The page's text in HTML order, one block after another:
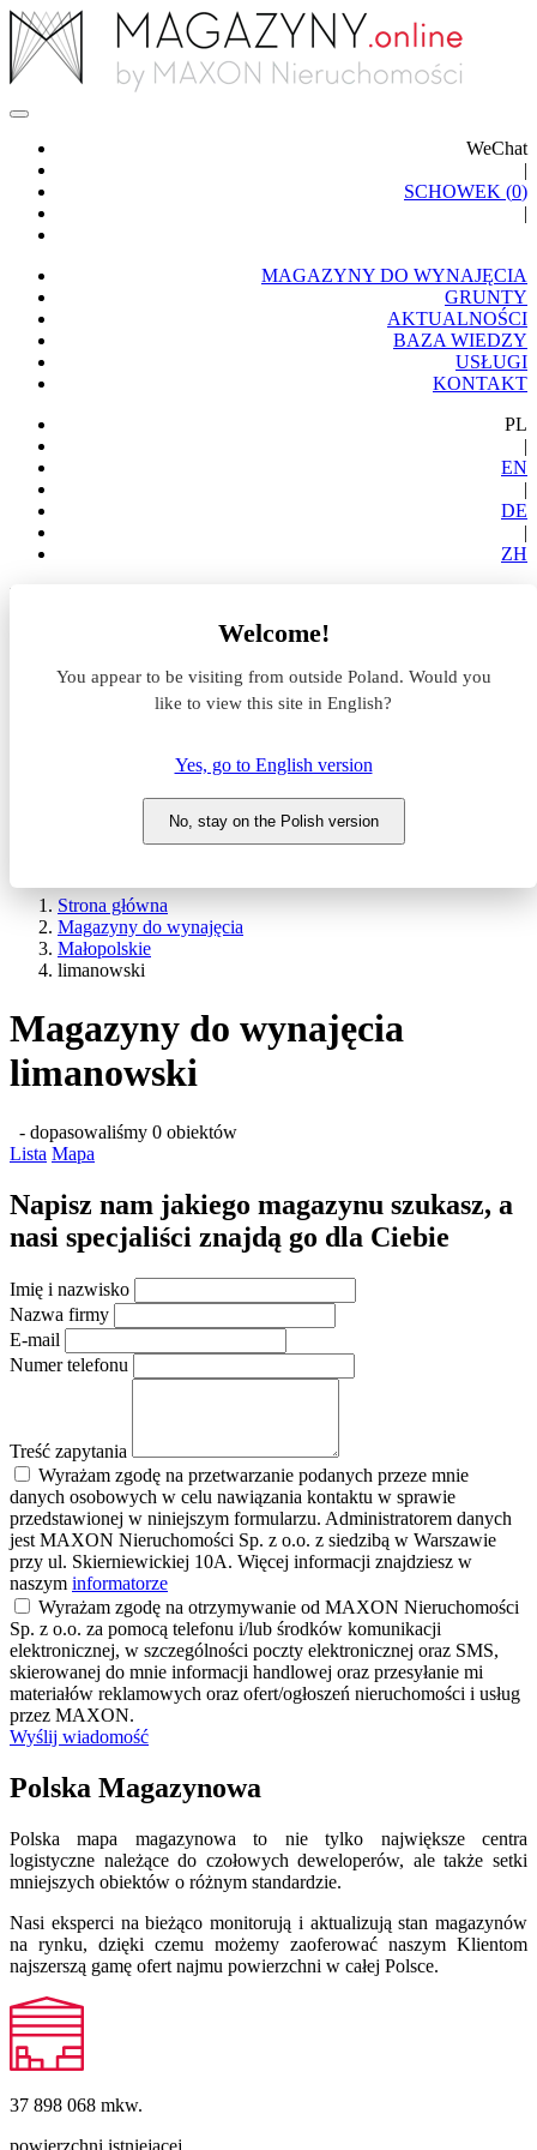
WeChat
|
SCHOWEK (0)
|
MAGAZYNY DO WYNAJĘCIA
GRUNTY
AKTUALNOŚCI
BAZA WIEDZY
USŁUGI
KONTAKT
PL
|
EN
|
DE
|
ZH
Welcome!
You appear to be visiting from outside Poland. Would you
like to view this site in English?
Yes, go to English version
No, stay on the Polish version
Lokalizacja
Strona główna
Magazyny do wynajęcia
Małopolskie
limanowski
Magazyny do wynajęcia
limanowski
- dopasowaliśmy 0 obiektów
Lista Mapa
Napisz nam jakiego magazynu szukasz, a
nasi specjaliści znajdą go dla Ciebie
Imię i nazwisko
Nazwa firmy
E-mail
Numer telefonu
Treść zapytania
Wyrażam zgodę na przetwarzanie podanych przeze mnie
danych osobowych w celu nawiązania kontaktu w sprawie
przedstawionej w niniejszym formularzu. Administratorem danych
jest MAXON Nieruchomości Sp. z o.o. z siedzibą w Warszawie
przy ul. Skierniewickiej 10A. Więcej informacji znajdziesz w
naszym informatorze
Wyrażam zgodę na otrzymywanie od MAXON Nieruchomości
Sp. z o.o. za pomocą telefonu i/lub środków komunikacji
elektronicznej, w szczególności poczty elektronicznej oraz SMS,
skierowanej do mnie informacji handlowej oraz przesyłanie mi
materiałów reklamowych oraz ofert/ogłoszeń nieruchomości i usług
przez MAXON.
Wyślij wiadomość
Polska Magazynowa
Polska mapa magazynowa to nie tylko największe centra
logistyczne należące do czołowych deweloperów, ale także setki
mniejszych obiektów o różnym standardzie.
Nasi eksperci na bieżąco monitorują i aktualizują stan magazynów
na rynku, dzięki czemu możemy zaoferować naszym Klientom
najszerszą gamę ofert najmu powierzchni w całej Polsce.
37 898 068 mkw.
powierzchni istniejącej